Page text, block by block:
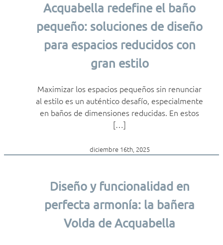
Acquabella redefine el baño
pequeño: soluciones de diseño
para espacios reducidos con
gran estilo
Maximizar los espacios pequeños sin renunciar
al estilo es un auténtico desafío, especialmente
en baños de dimensiones reducidas. En estos
[…]
diciembre 16th, 2025
Diseño y funcionalidad en
perfecta armonía: la bañera
Volda de Acquabella